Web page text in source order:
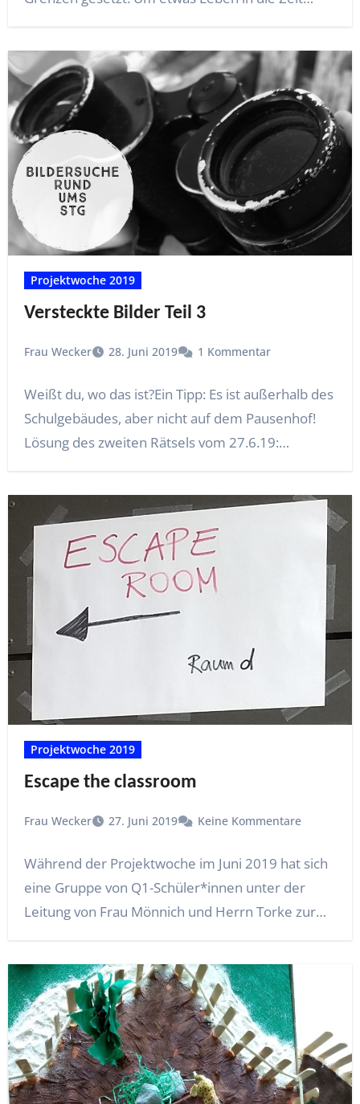
Projektwoche 2019
Versteckte Bilder Teil 3
Frau Wecker 28. Juni 2019 1 Kommentar
Weißt du, wo das ist?Ein Tipp: Es ist außerhalb des
Schulgebäudes, aber nicht auf dem Pausenhof!
Lösung des zweiten Rätsels vom 27.6.19:…
Projektwoche 2019
Escape the classroom
Frau Wecker 27. Juni 2019 Keine Kommentare
Während der Projektwoche im Juni 2019 hat sich
eine Gruppe von Q1-Schüler*innen unter der
Leitung von Frau Mönnich und Herrn Torke zur…